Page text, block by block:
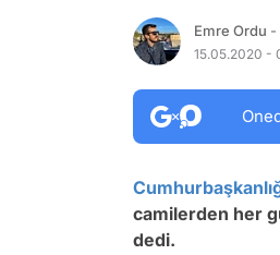
Emre Ordu -
15.05.2020 -
camilerden her
dedi.